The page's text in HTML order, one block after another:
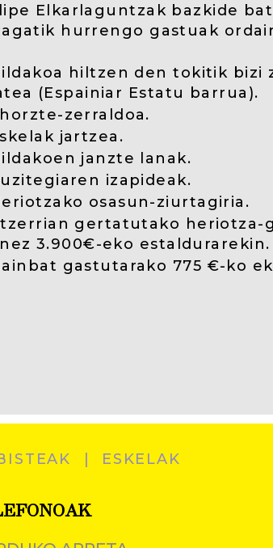
Elkarlaguntzak bazkide
hurrengo gastuak
hiltzen den tokitik bizi
(Espainiar Estatu barrua).
zerraldoa.
jartzea.
janzte lanak.
izapideak.
osasun-ziurtagiria.
gertatutako heriotza-
3.900€-eko estaldurarekin.
gastutarako 775 €-ko
ESKELAK